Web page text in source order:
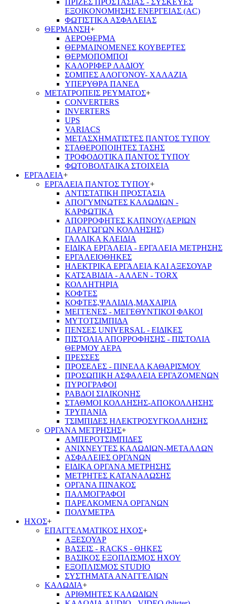
ΠΡΙΖΕΣ ΠΡΟΣΤΑΣΙΑΣ - ΣΥΣΚΕΥΕΣ
ΕΞΟΙΚΟΝΟΜΗΣΗΣ ΕΝΕΡΓΕΙΑΣ (AC)
ΦΩΤΙΣΤΙΚΑ ΑΣΦΑΛΕΙΑΣ
ΘΕΡΜΑΝΣΗ+
ΑΕΡΟΘΕΡΜΑ
ΘΕΡΜΑΙΝΟΜΕΝΕΣ ΚΟΥΒΕΡΤΕΣ
ΘΕΡΜΟΠΟΜΠΟΙ
ΚΑΛΟΡΙΦΕΡ ΛΑΔΙΟΥ
ΣΟΜΠΕΣ ΑΛΟΓΟΝΟΥ- ΧΑΛΑΖΙΑ
ΥΠΕΡΥΘΡΑ ΠΑΝΕΛ
ΜΕΤΑΤΡΟΠΕΙΣ ΡΕΥΜΑΤΟΣ+
CONVERTERS
INVERTERS
UPS
VARIACS
ΜΕΤΑΣΧΗΜΑΤΙΣΤΕΣ ΠΑΝΤΟΣ ΤΥΠΟΥ
ΣΤΑΘΕΡΟΠΟΙΗΤΕΣ ΤΑΣΗΣ
ΤΡΟΦΟΔΟΤΙΚΑ ΠΑΝΤΟΣ ΤΥΠΟΥ
ΦΩΤΟΒΟΛΤΑΙΚΑ ΣΤΟΙΧΕΙΑ
ΕΡΓΑΛΕΙΑ+
ΕΡΓΑΛΕΙΑ ΠΑΝΤΟΣ ΤΥΠΟΥ+
ΑΝΤΙΣΤΑΤΙΚΗ ΠΡΟΣΤΑΣΙΑ
ΑΠΟΓΥΜΝΩΤΕΣ ΚΑΛΩΔΙΩΝ -
ΚΑΡΦΩΤΙΚΑ
ΑΠΟΡΡΟΦΗΤΕΣ ΚΑΠΝΟΥ(ΑΕΡΙΩΝ
ΠΑΡΑΓΩΓΩΝ ΚΟΛΛΗΣΗΣ)
ΓΑΛΛΙΚΑ ΚΛΕΙΔΙΑ
ΕΙΔΙΚΑ ΕΡΓΑΛΕΙΑ - ΕΡΓΑΛΕΙΑ ΜΕΤΡΗΣΗΣ
ΕΡΓΑΛΕΙΟΘΗΚΕΣ
ΗΛΕΚΤΡΙΚΑ ΕΡΓΑΛΕΙΑ ΚΑΙ ΑΞΕΣΟΥΑΡ
ΚΑΤΣΑΒΙΔΙΑ - ΑΛΛΕΝ - TORX
ΚΟΛΛΗΤΗΡΙΑ
ΚΟΦΤΕΣ
ΚΟΦΤΕΣ,ΨΑΛΙΔΙΑ,ΜΑΧΑΙΡΙΑ
ΜΕΓΓΕΝΕΣ - ΜΕΓΕΘΥΝΤΙΚΟΙ ΦΑΚΟΙ
ΜΥΤΟΤΣΙΜΠΙΔΑ
ΠΕΝΣΕΣ UNIVERSAL - ΕΙΔΙΚΕΣ
ΠΙΣΤΟΛΙΑ ΑΠΟΡΡΟΦΗΣΗΣ - ΠΙΣΤΟΛΙΑ
ΘΕΡΜΟΥ ΑΕΡΑ
ΠΡΕΣΣΕΣ
ΠΡΟΣΕΛΕΣ - ΠΙΝΕΛΑ ΚΑΘΑΡΙΣΜΟΥ
ΠΡΟΣΩΠΙΚΗ ΑΣΦΑΛΕΙΑ ΕΡΓΑΖΟΜΕΝΩΝ
ΠΥΡΟΓΡΑΦΟΙ
ΡΑΒΔΟΙ ΣΙΛΙΚΟΝΗΣ
ΣΤΑΘΜΟΙ ΚΟΛΛΗΣΗΣ-ΑΠΟΚΟΛΛΗΣΗΣ
ΤΡΥΠΑΝΙΑ
ΤΣΙΜΠΙΔΕΣ ΗΛΕΚΤΡΟΣΥΓΚΟΛΛΗΣΗΣ
ΟΡΓΑΝΑ ΜΕΤΡΗΣΗΣ+
ΑΜΠΕΡΟΤΣΙΜΠΙΔΕΣ
ΑΝΙΧΝΕΥΤΕΣ ΚΑΛΩΔΙΩΝ-ΜΕΤΑΛΛΩΝ
ΑΣΦΑΛΕΙΕΣ ΟΡΓΑΝΩΝ
ΕΙΔΙΚΑ ΟΡΓΑΝΑ ΜΕΤΡΗΣΗΣ
ΜΕΤΡΗΤΕΣ ΚΑΤΑΝΑΛΩΣΗΣ
ΟΡΓΑΝΑ ΠΙΝΑΚΟΣ
ΠΑΛΜΟΓΡΑΦΟΙ
ΠΑΡΕΛΚΟΜΕΝΑ ΟΡΓΑΝΩΝ
ΠΟΛΥΜΕΤΡΑ
ΗΧΟΣ+
ΕΠΑΓΓΕΛΜΑΤΙΚΟΣ ΗΧΟΣ+
ΑΞΕΣΟΥΑΡ
ΒΑΣΕΙΣ - RACKS - ΘΗΚΕΣ
ΒΑΣΙΚΟΣ ΕΞΟΠΛΙΣΜΟΣ ΗΧΟΥ
ΕΞΟΠΛΙΣΜΟΣ STUDIO
ΣΥΣΤΗΜΑΤΑ ΑΝΑΓΓΕΛΙΩΝ
ΚΑΛΩΔΙΑ+
ΑΡΙΘΜΗΤΕΣ ΚΑΛΩΔΙΩΝ